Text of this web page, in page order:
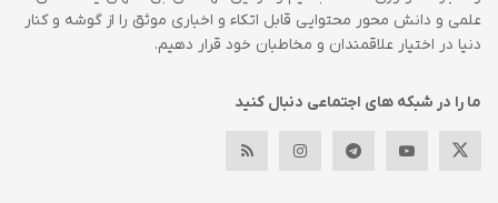
علمی و دانش محور محتوایی قابل اتکاء و اخباری موثق را از گوشه و کنار
دنیا در اختیار علاقمندان و مخاطبان خود قرار دهیم.
ما را در شبکه های اجتماعی دنبال کنید